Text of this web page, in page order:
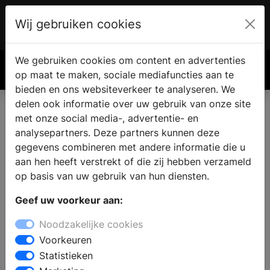
€ 0.00
Badkamer showroom in Asch
Wilt u een badkamer kopen in Asch? Bij een bezoek aan
een sanitair winkel vindt u complete badkamers in
verschillende badkamerstijlen. De deskundige
geven bij het samenstellen van uw nieuwe badkamer en
u te helpen bij de keuze voor badkamermeubels met
opbergmogelijkheden die passen bij uw wensen. Kiest u
Wij gebruiken cookies
We gebruiken cookies om content en advertenties
op maat te maken, sociale mediafuncties aan te
bieden en ons websiteverkeer te analyseren. We
delen ook informatie over uw gebruik van onze site
met onze social media-, advertentie- en
analysepartners. Deze partners kunnen deze
gegevens combineren met andere informatie die u
aan hen heeft verstrekt of die zij hebben verzameld
op basis van uw gebruik van hun diensten.
Geef uw voorkeur aan:
Noodzakelijke cookies
Voorkeuren
Statistieken